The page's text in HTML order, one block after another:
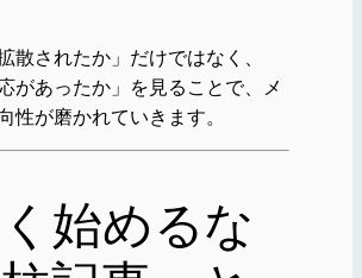
散されたか」だけではなく、
があったか」を見ることで、メ
性が磨かれていきます。
始めるな